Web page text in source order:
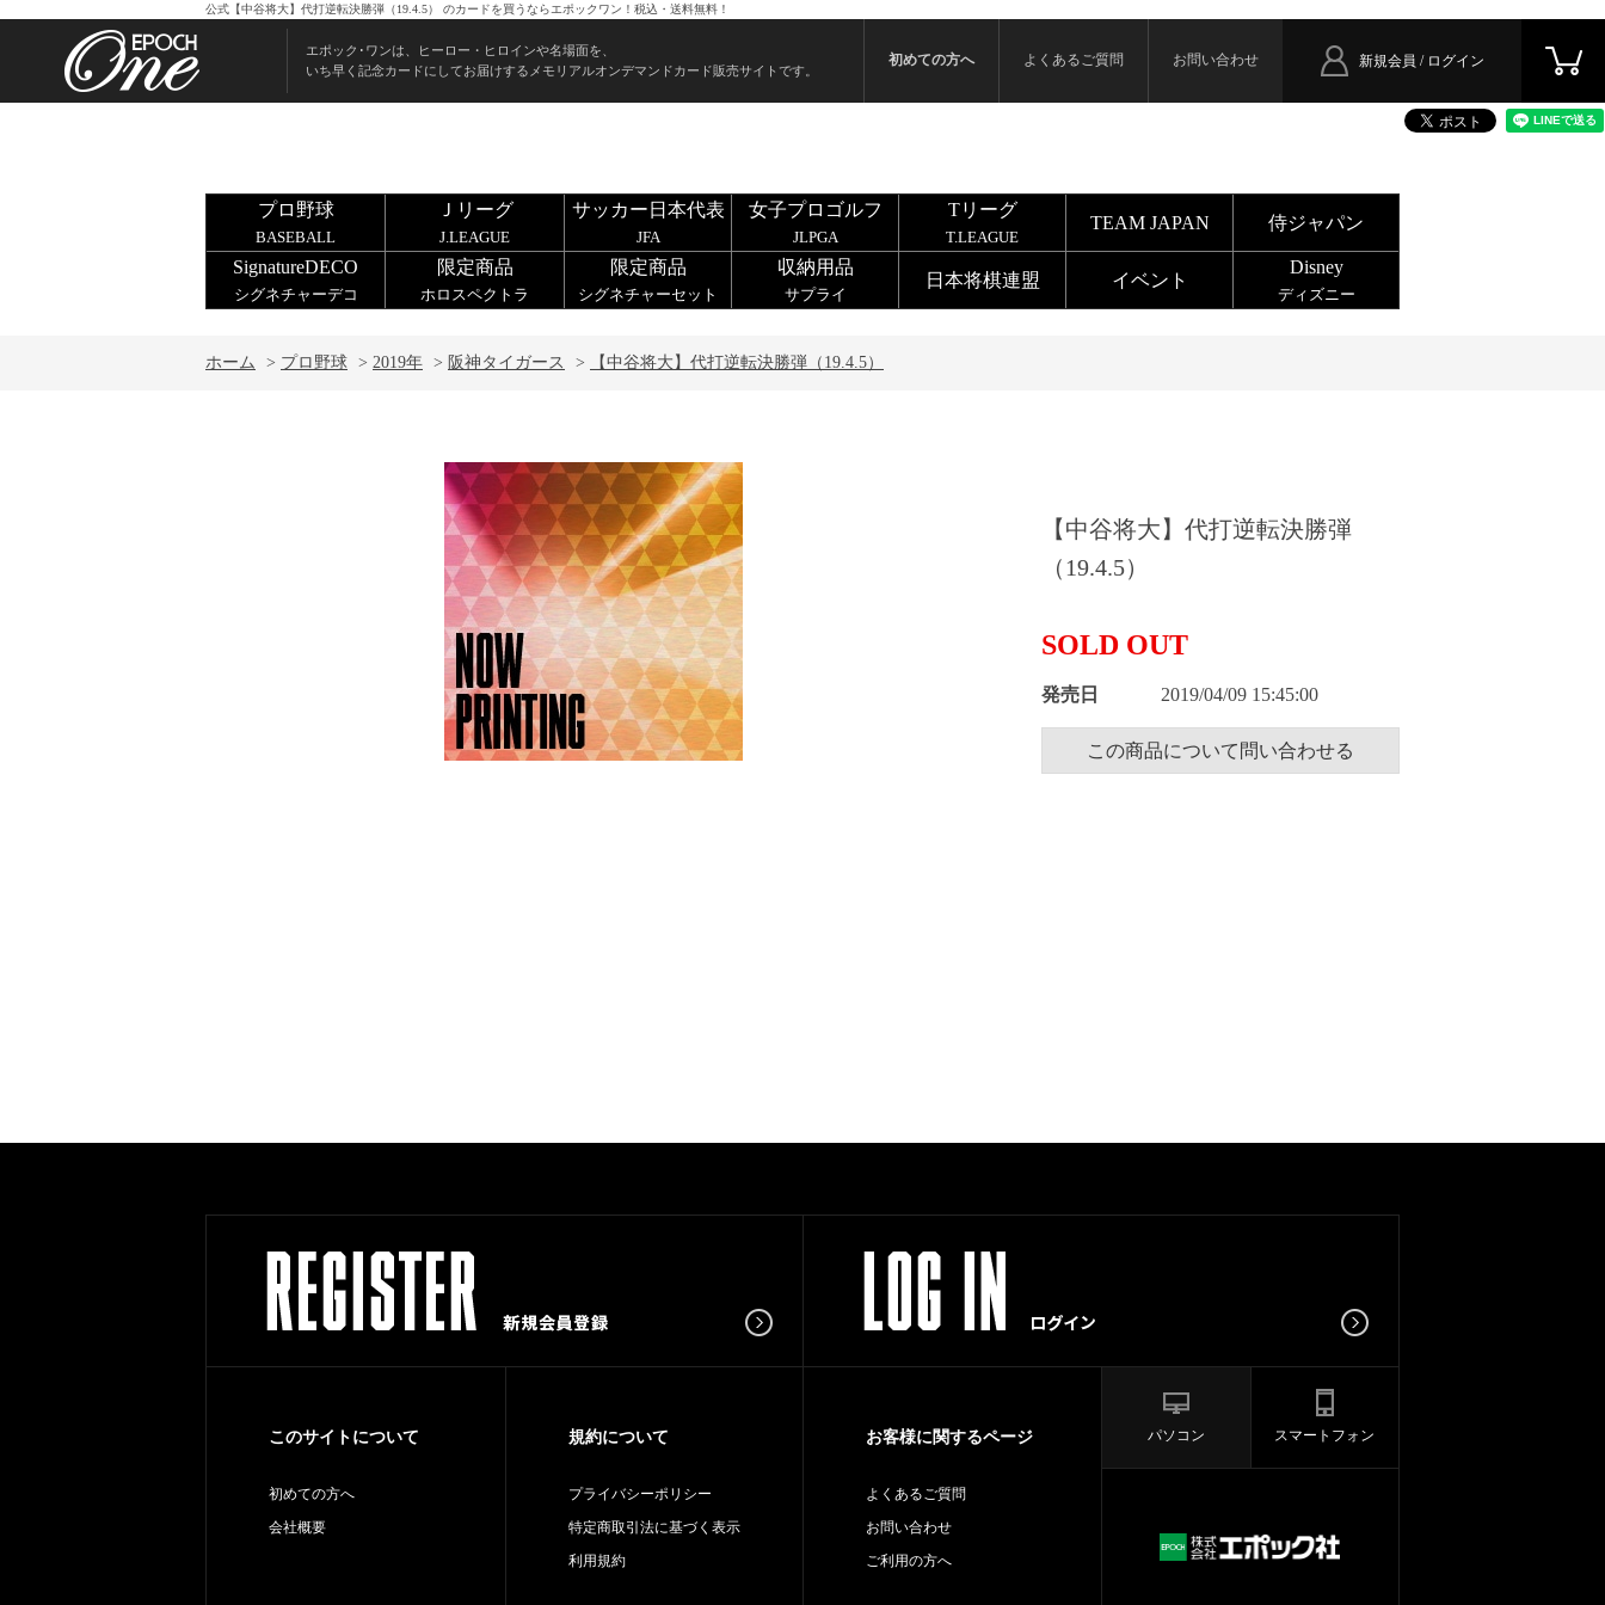
公式【中谷将大】代打逆転決勝弾（19.4.5） のカードを買うならエポックワン！税込・送料無料！
エポック･ワンは、ヒーロー・ヒロインや名場面を、
いち早く記念カードにしてお届けするメモリアルオンデマンドカード販売サイトです。
新規会員 / ログイン
初めての方へ よくあるご質問 お問い合わせ
プロ野球
BASEBALL
Ｊリーグ
J.LEAGUE
サッカー日本代表
JFA
女子プロゴルフ
JLPGA
Tリーグ
T.LEAGUE
TEAM JAPAN 侍ジャパン
SignatureDECO
シグネチャーデコ
限定商品
ホロスペクトラ
限定商品
シグネチャーセット
収納用品
サプライ
日本将棋連盟 イベント
Disney
ディズニー
ホーム > プロ野球 > 2019年 > 阪神タイガース > 【中谷将大】代打逆転決勝弾（19.4.5）
【中谷将大】代打逆転決勝弾
（19.4.5）
SOLD OUT
発売日 2019/04/09 15:45:00
この商品について問い合わせる
このサイトについて
初めての方へ
会社概要
規約について
プライバシーポリシー
特定商取引法に基づく表示
利用規約
お客様に関するページ
よくあるご質問
お問い合わせ
ご利用の方へ
パソコン スマートフォン